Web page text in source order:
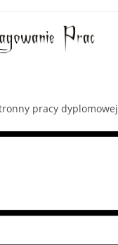
pracy dyplomowej